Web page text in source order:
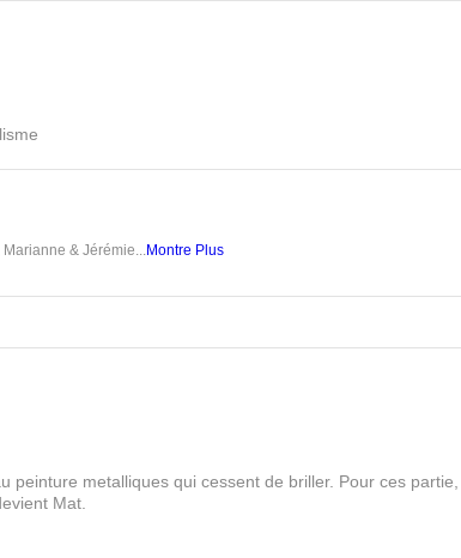
Marianne & Jérémie...Montre Plus
peinture metalliques qui cessent de briller. Pour ces
Mat.